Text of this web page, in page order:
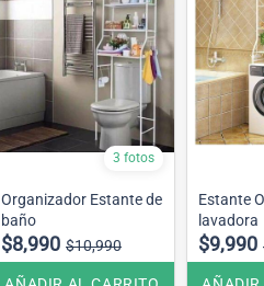
3 fotos
Organizador Estante de
baño
$8,990 $10,990
Estante
lavadora
$9,990